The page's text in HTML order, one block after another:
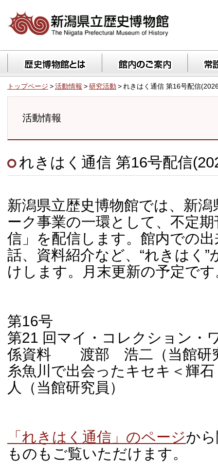
トップページ > 活動情報 > 研究活動 > れきはく通信 第16号配信
活動情報
れきはく通信 第16号配信
新潟県立歴史博物館では、新
ーク事業の一環として、不定
信」を配信します。館内での
話、資料紹介など、“れきはく
けします。月末更新の予定で
第16号
第21 回マイ・コレクション・
係資料 渡部 浩二（当館研
糸魚川で出会ったキセキ＜
人（当館研究員）
「れきはく通信」のページか
ものもご覧いただけます。